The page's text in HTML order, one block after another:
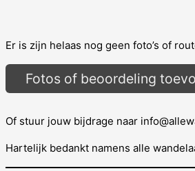
Er is zijn helaas nog geen foto’s of
Fotos of beoordeling
Of stuur jouw bijdrage naar
Hartelijk bedankt namens alle